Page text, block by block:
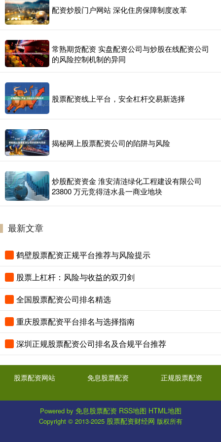
配资炒股门户网站 深化住房保障制度改革
常熟期货配资 实盘配资公司与炒股在线配资公司
的风险控制机制的异同
股票配资线上平台，安全杠杆交易新选择
揭秘网上股票配资公司的陷阱与风险
炒股配资资金 淮安清涟绿化工程建设有限公司
23800 万元竞得涟水县一商业地块
最新文章
鹤壁股票配资正规平台推荐与风险提示
股票上杠杆：风险与收益的双刃剑
全国股票配资公司排名精选
重庆股票配资平台排名与选择指南
深圳正规股票配资公司排名及合规平台推荐
股票配资网站 免息股票配资 正规股票配资
Powered by 免息股票配资 RSS地图 HTML地图
Copyright © 2013-2025 股票配资财经网 版权所有